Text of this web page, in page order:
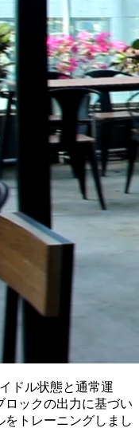
ドル状態と通常運
ロックの出力に基づい
トレーニングしまし